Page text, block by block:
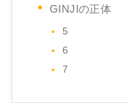
GINJIの正体
5
6
7